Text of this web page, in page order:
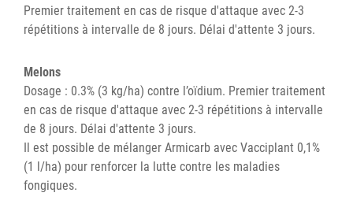
Premier traitement en cas de risque d'attaque avec 2-3
répétitions à intervalle de 8 jours. Délai d'attente 3 jours.
Melons
Dosage : 0.3% (3 kg/ha) contre l’oïdium. Premier traitement
en cas de risque d'attaque avec 2-3 répétitions à intervalle
de 8 jours. Délai d'attente 3 jours.
Il est possible de mélanger Armicarb avec Vacciplant 0,1%
(1 l/ha) pour renforcer la lutte contre les maladies
fongiques.